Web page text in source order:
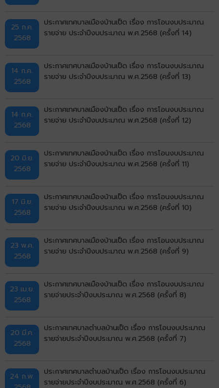
25 ก.ค.
2568
ประกาศเทศบาลเมืองบ้านเป็ด เรื่อง การโอนงบประมาณ
รายจ่าย ประจำปีงบประมาณ พ.ศ.2568 (ครั้งที่ 14)
14 ก.ค.
2568
ประกาศเทศบาลเมืองบ้านเป็ด เรื่อง การโอนงบประมาณ
รายจ่าย ประจำปีงบประมาณ พ.ศ.2568 (ครั้งที่ 13)
14 ก.ค.
2568
ประกาศเทศบาลเมืองบ้านเป็ด เรื่อง การโอนงบประมาณ
รายจ่าย ประจำปีงบประมาณ พ.ศ.2568 (ครั้งที่ 12)
20 มิ.ย.
2568
ประกาศเทศบาลเมืองบ้านเป็ด เรื่อง การโอนงบประมาณ
รายจ่าย ประจำปีงบประมาณ พ.ศ.2568 (ครั้งที่ 11)
17 มิ.ย.
2568
ประกาศเทศบาลเมืองบ้านเป็ด เรื่อง การโอนงบประมาณ
รายจ่าย ประจำปีงบประมาณ พ.ศ.2568 (ครั้งที่ 10)
23 พ.ค.
2568
ประกาศเทศบาลเมืองบ้านเป็ด เรื่อง การโอนงบประมาณ
รายจ่าย ประจำปีงบประมาณ พ.ศ.2568 (ครั้งที่ 9)
23 เม.ย.
2568
ประกาศเทศบาลเมืองบ้านเป็ด เรื่อง การโอนงบประมาณ
รายจ่ายประจำปีงบประมาณ พ.ศ.2568 (ครั้งที่ 8)
20 มี.ค.
2568
ประกาศเทศบาลตำบลบ้านเป็ด เรื่อง การโอนงบประมาณ
รายจ่ายประจำปีงบประมาณ พ.ศ.2568 (ครั้งที่ 7)
24 ก.พ.
ประกาศเทศบาลตำบลบ้านเป็ด เรื่อง การโอนงบประมาณ
รายจ่ายประจำปีงบประมาณ พ.ศ.2568 (ครั้งที่ 6)